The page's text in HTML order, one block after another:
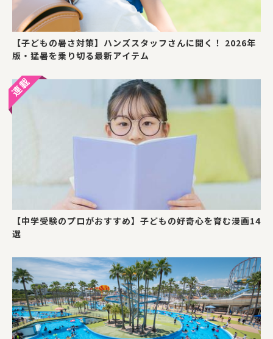
【子どもの暑さ対策】ハンズスタッフさんに聞く！ 2026年
版・猛暑を乗り切る最新アイテム
【中学受験のプロがおすすめ】子どもの好奇心を育む漫画14
選